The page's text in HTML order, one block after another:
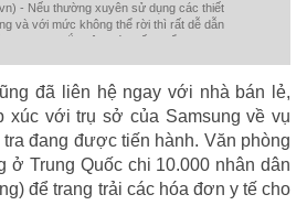
- Nếu thường xuyên sử dụng các thiết
và với mức không thể rời thì rất dễ dẫn
nguy cơ mắc hội chứng ống cổ tay.
đã liên hệ ngay với nhà bán lẻ,
xúc với trụ sở của Samsung về vụ
đang được tiến hành. Văn phòng
ở Trung Quốc chi 10.000 nhân dân
để trang trải các hóa đơn y tế cho